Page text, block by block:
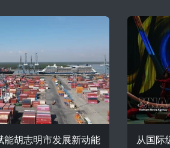
能胡志明市发展新动能
从国际